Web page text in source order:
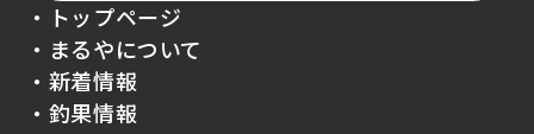
・トップページ
・まるやについて
・新着情報
・釣果情報